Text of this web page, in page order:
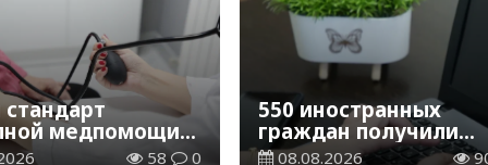
медпомощи:
млн
58 0
550 иностранных
граждан получили
образовательные
08.08.2026